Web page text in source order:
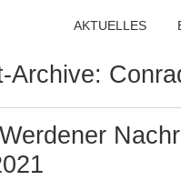
AKTUELLES
Archive: